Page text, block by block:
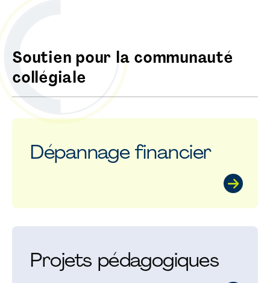
Soutien pour la communauté
collégiale
Dépannage financier
Projets pédagogiques